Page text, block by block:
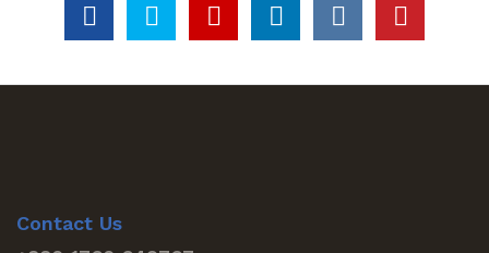
Contact Us